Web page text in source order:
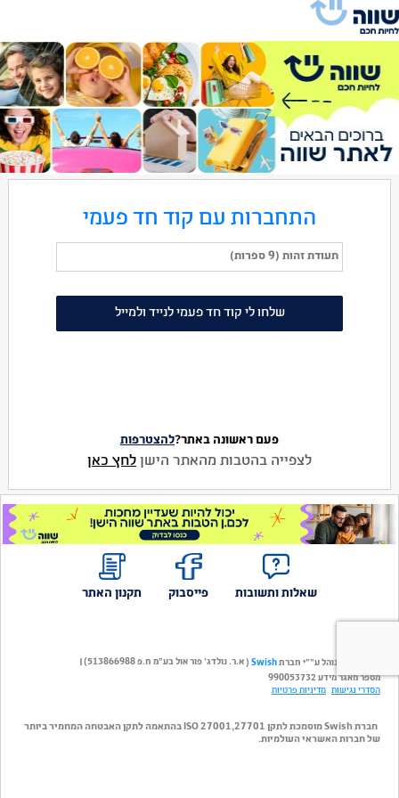
התחברות עם קוד חד פעמי
שלחו לי קוד חד פעמי לנייד ולמייל
פעם ראשונה באתר?להצטרפות
לצפייה בהטבות מהאתר הישן לחץ כאן
שאלות ותשובות פייסבוק תקנון האתר
אתר שווה מנוהל ע""י חברתSwish
( א.ר. נולדג' פור אול בע"מ ח.פ 513866988)
|
מספר מאגר מידע 990053732
הסדרי נגישות מדיניות פרטיות
חברת Swish מוסמכת לתקן ISO 27001,27701 בהתאמה לתקן האבטחה המחמיר ביותר
של חברות האשראי העולמיות.